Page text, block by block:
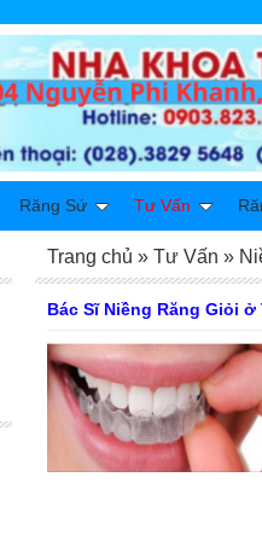
Bác Sĩ Niềng Răng Giỏi ở
Trang chủ »Tư Vấn »
Răng Sứ Tư Vấn